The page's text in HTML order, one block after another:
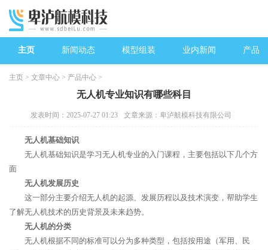
主页 新闻动态 模型组装 业内新闻 产品
主页 > 文章中心 > 产品中心 >
无人机专业知识有哪些科目
发表时间：2025-07-27 01:23 文章来源：卑泸航模科技有限公司
无人机基础知识
无人机基础知识是学习无人机专业的入门课程，主要包括以下几个方
面
无人机发展历史
这一部分主要介绍无人机的起源、发展历程以及技术演变，帮助学生
了解无人机技术的历史背景及未来趋势。
无人机的分类
无人机根据不同的标准可以分为多种类型，包括按用途（军用、民